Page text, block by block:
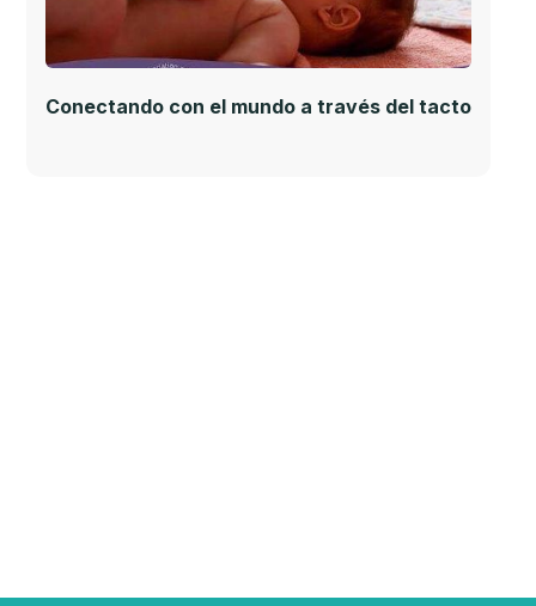
Conectando con el mundo a través del tacto